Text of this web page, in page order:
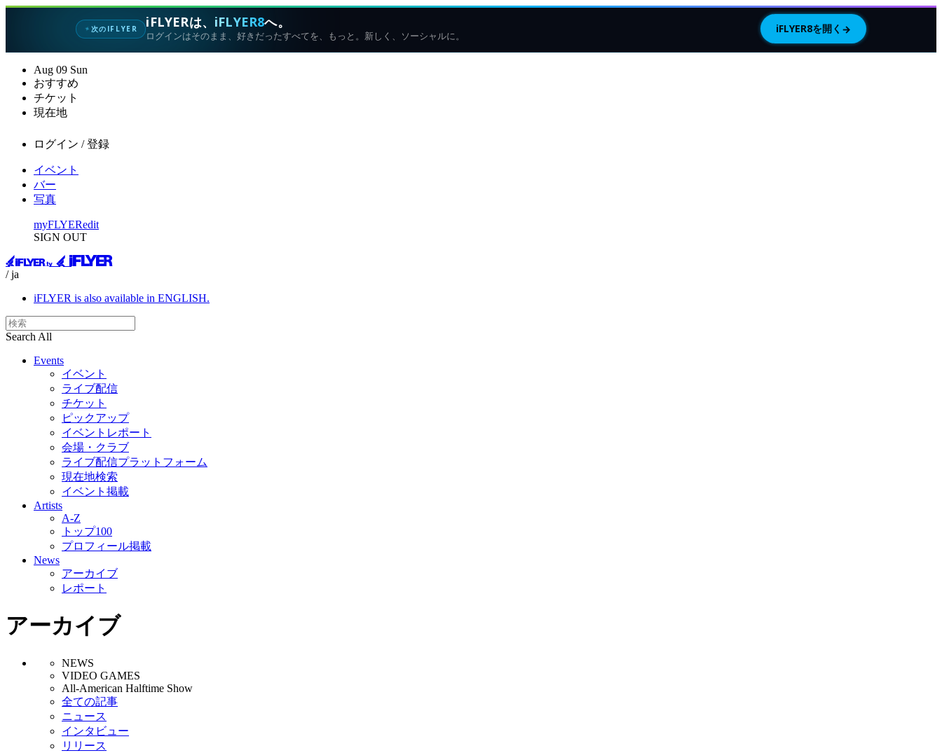
✦次のIFLYER iFLYERは、 iFLYER8へ。
ログインはそのまま、好きだったすべてを、もっと。新しく、ソーシャルに。
iFLYER8を開く →
Aug 09 Sun
おすすめ
チケット
現在地
ログイン / 登録
イベント
バー
写真
myFLYERedit
SIGN OUT
/ ja
iFLYER is also available in ENGLISH.
Search All
Events
イベント
ライブ配信
チケット
ピックアップ
イベントレポート
会場・クラブ
ライブ配信プラットフォーム
現在地検索
イベント掲載
Artists
A-Z
トップ100
プロフィール掲載
News
アーカイブ
レポート
アーカイブ
NEWS
VIDEO GAMES
All-American Halftime Show
全ての記事
ニュース
インタビュー
リリース